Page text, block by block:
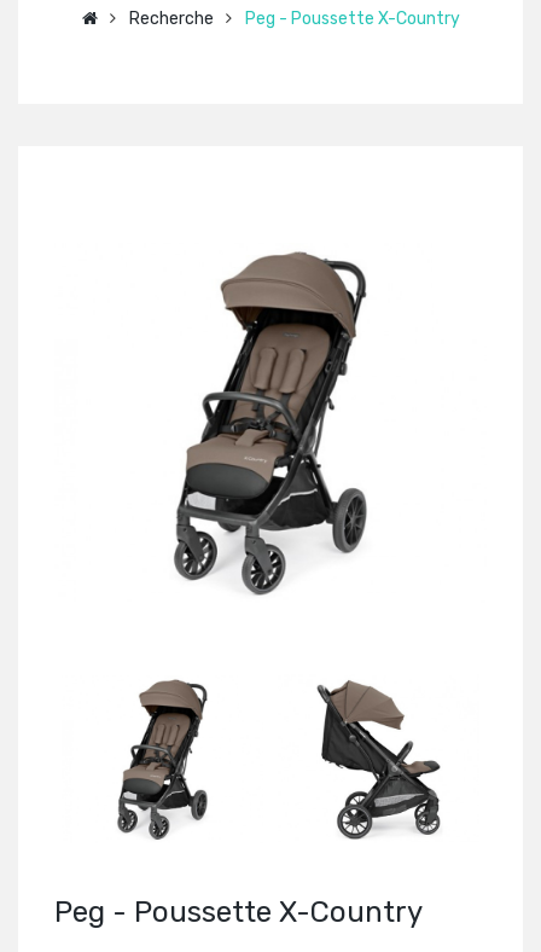
Recherche Peg - Poussette X-Country
Peg - Poussette X-Country